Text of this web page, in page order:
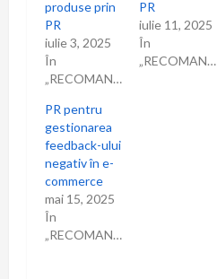
produse prin
PR
iulie 3, 2025
În
„RECOMANDARI”
PR
iulie 11, 2025
În
„RECOMANDARI”
PR pentru
gestionarea
feedback-ului
negativ în e-
commerce
mai 15, 2025
În
„RECOMANDARI”